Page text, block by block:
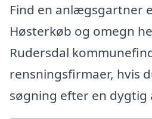
Find en anlægsgartner
Høsterkøb og omegn
Rudersdal
rensningsfirmaer, hvis
søgning efter en